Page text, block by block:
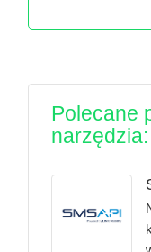
Polecane
narzędzia: